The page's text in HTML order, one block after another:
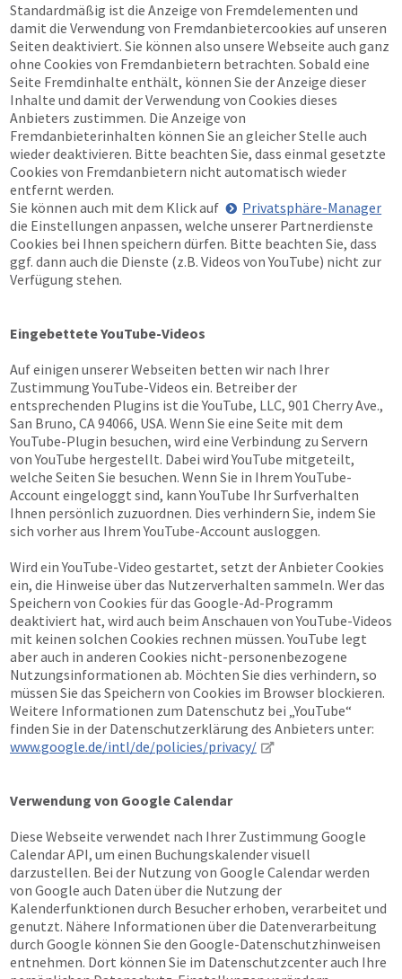
Standardmäßig ist die Anzeige von Fremdelementen und
damit die Verwendung von Fremdanbietercookies auf unseren
Seiten deaktiviert. Sie können also unsere Webseite auch ganz
ohne Cookies von Fremdanbietern betrachten. Sobald eine
Seite Fremdinhalte enthält, können Sie der Anzeige dieser
Inhalte und damit der Verwendung von Cookies dieses
Anbieters zustimmen. Die Anzeige von
Fremdanbieterinhalten können Sie an gleicher Stelle auch
wieder deaktivieren. Bitte beachten Sie, dass einmal gesetzte
Cookies von Fremdanbietern nicht automatisch wieder
entfernt werden.
Sie können auch mit dem Klick auf
Privatsphäre-Manager
die Einstellungen anpassen, welche unserer Partnerdienste
Cookies bei Ihnen speichern dürfen. Bitte beachten Sie, dass
ggf. dann auch die Dienste (z.B. Videos von YouTube) nicht zur
Verfügung stehen.
Eingebettete YouTube-Videos
Auf einigen unserer Webseiten betten wir nach Ihrer
Zustimmung YouTube-Videos ein. Betreiber der
entsprechenden Plugins ist die YouTube, LLC, 901 Cherry Ave.,
San Bruno, CA 94066, USA. Wenn Sie eine Seite mit dem
YouTube-Plugin besuchen, wird eine Verbindung zu Servern
von YouTube hergestellt. Dabei wird YouTube mitgeteilt,
welche Seiten Sie besuchen. Wenn Sie in Ihrem YouTube-
Account eingeloggt sind, kann YouTube Ihr Surfverhalten
Ihnen persönlich zuzuordnen. Dies verhindern Sie, indem Sie
sich vorher aus Ihrem YouTube-Account ausloggen.
Wird ein YouTube-Video gestartet, setzt der Anbieter Cookies
ein, die Hinweise über das Nutzerverhalten sammeln. Wer das
Speichern von Cookies für das Google-Ad-Programm
deaktiviert hat, wird auch beim Anschauen von YouTube-Videos
mit keinen solchen Cookies rechnen müssen. YouTube legt
aber auch in anderen Cookies nicht-personenbezogene
Nutzungsinformationen ab. Möchten Sie dies verhindern, so
müssen Sie das Speichern von Cookies im Browser blockieren.
Weitere Informationen zum Datenschutz bei „YouTube“
finden Sie in der Datenschutzerklärung des Anbieters unter:
www.google.de/intl/de/policies/privacy/
Verwendung von Google Calendar
Diese Webseite verwendet nach Ihrer Zustimmung Google
Calendar API, um einen Buchungskalender visuell
darzustellen. Bei der Nutzung von Google Calendar werden
von Google auch Daten über die Nutzung der
Kalenderfunktionen durch Besucher erhoben, verarbeitet und
genutzt. Nähere Informationen über die Datenverarbeitung
durch Google können Sie den Google-Datenschutzhinweisen
entnehmen. Dort können Sie im Datenschutzcenter auch Ihre